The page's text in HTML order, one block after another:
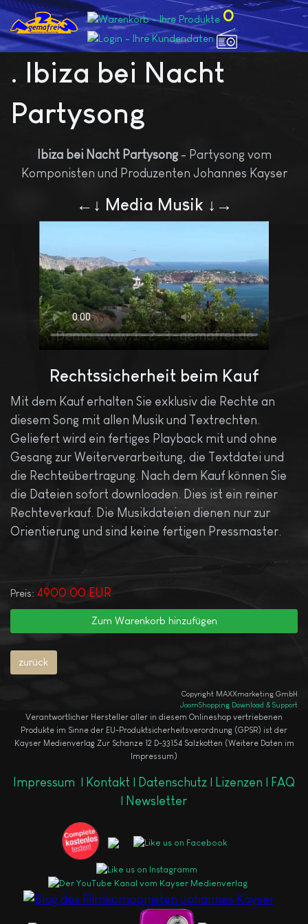
0
. Ibiza bei Nacht
Partysong
Ibiza bei Nacht Partysong- Partysong vom
Komponisten und Produzenten Johannes Kayser
←↓ Media Musik ↓→
Rechtssicherheit beim Kauf
Mit dem Kauf erhalten Sie exklusiv die Rechte an
diesem Song mit allen Musik und Textrechten.
Geliefert wird ein fertiges Playback mit und ohne
Gesang zur Weiterverarbeitung, die Textdatei und
die Rechteübertragung. Nach dem Kauf können Sie
die Dateien sofort downloaden. Dies ist ein reiner
Rechteverkauf. Die Musikdateien dienen nur zur
Orientierung und sind keine fertigen Pressmaster.
Preis: 4900.00 EUR
Copyright MAXXmarketing GmbH
JoomShopping Download & Support
Verantwortlicher Hersteller aller in diesem Onlineshop vertriebenen
Produkte im Sinne der EU-Produktsicherheitsverordnung (GPSR) ist der
Kayser Medienverlag Zur Schanze 12 D-33154 Salzkotten (Weitere Daten im
Impressum)
Impressum Kontakt | Datenschutz | Lizenzen |
FAQ
Newsletter